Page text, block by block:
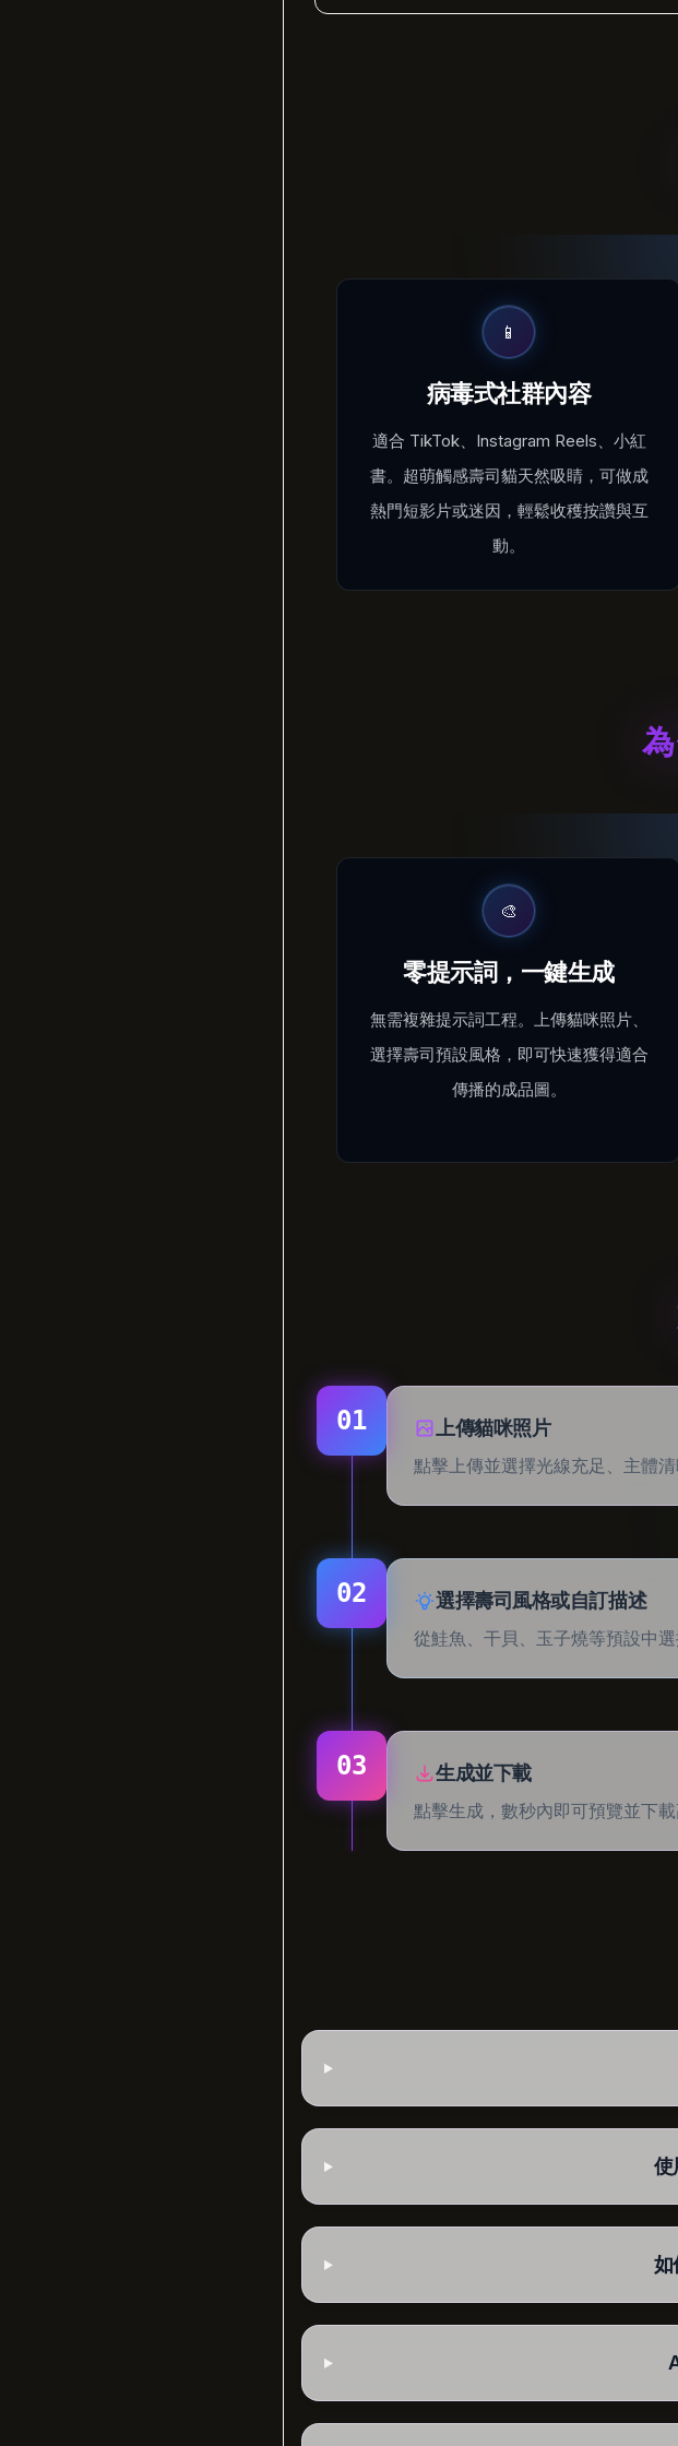
📱
病毒式社群內容
適合 TikTok、Instagram Reels、小紅
書。超萌觸感壽司貓天然吸睛，可做成
熱門短影片或迷因，輕鬆收穫按讚與互
動。
🎨
零提示詞，一鍵生成
無需複雜提示詞工程。上傳貓咪照片、
選擇壽司預設風格，即可快速獲得適合
傳播的成品圖。
01 上傳貓咪照片
點擊上傳並選擇光線充足、主體清
02 選擇壽司風格或自訂描述
從鮭魚、干貝、玉子燒等預設中
03 生成並下載
點擊生成，數秒內即可預覽並下載
使
如